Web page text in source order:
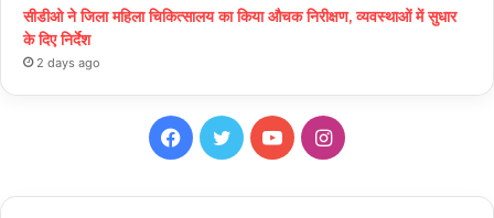
सीडीओ ने जिला महिला चिकित्सालय का किया औचक निरीक्षण, व्यवस्थाओं में सुधार
के दिए निर्देश
2 days ago
Facebook
TwitterYouTubeInstagram